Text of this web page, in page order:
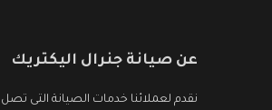
عن صيانة جنرال اليكتريك
نقدم لعملائنا خدمات الصيانة التى تصل